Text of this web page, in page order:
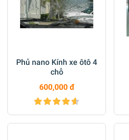
Phủ nano Kính xe ôtô 4
chỗ
600,000 đ